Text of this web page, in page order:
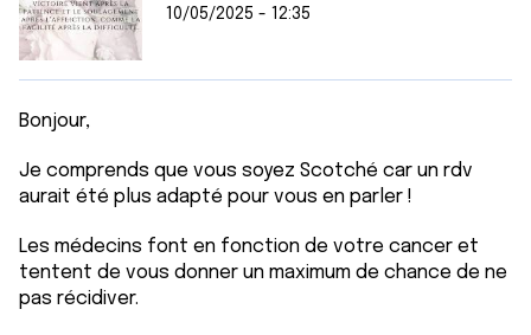
10/05/2025 - 12:35
Bonjour,
Je comprends que vous soyez Scotché car un rdv
aurait été plus adapté pour vous en parler !
Les médecins font en fonction de votre cancer et
tentent de vous donner un maximum de chance de ne
pas récidiver.